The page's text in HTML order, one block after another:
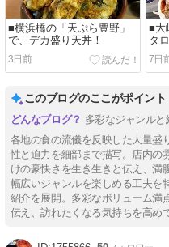
■横浜橋の「天ぷら豊野」
で、デカ盛り天丼！
3日前
■大
タ
け
7日
このブログのここがポイント
多彩なジャンル
各地の食の流儀を反映した大量盛
性と迫力を細部まで描写。店内の
けの豪快さを生き生きと伝え、満
幅広いジャンルを楽しめる工夫を
紹介を展開。多彩なボリューム満
伝え、訪れたくなる気持ちを高め